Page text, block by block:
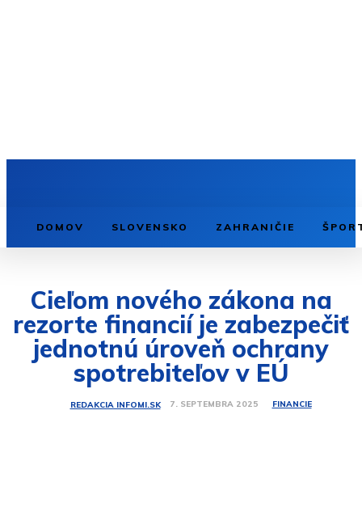
DOMOV SLOVENSKO ZAHRANIČIE
Cieľom nového zákona na
rezorte financií je zabezpečiť
jednotnú úroveň ochrany
spotrebiteľov v EÚ
REDAKCIA INFOMI.SK 7. SEPTEMBRA 2025 FINANCIE